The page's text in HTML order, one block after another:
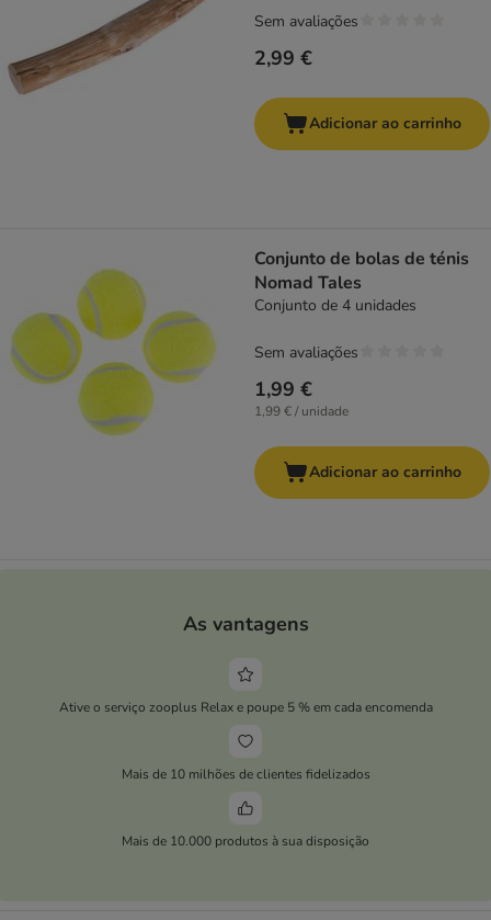
2,99 €
Sem avaliações
Adicionar ao carrinho
Conjunto de bolas de ténis
Nomad Tales
Conjunto de 4 unidades
1,99 €
1,99 € / unidade
Sem avaliações
Adicionar ao carrinho
As vantagens
Ative o serviço zooplus Relax e poupe 5 % em cada encomenda
Mais de 10 milhões de clientes fidelizados
Mais de 10.000 produtos à sua disposição